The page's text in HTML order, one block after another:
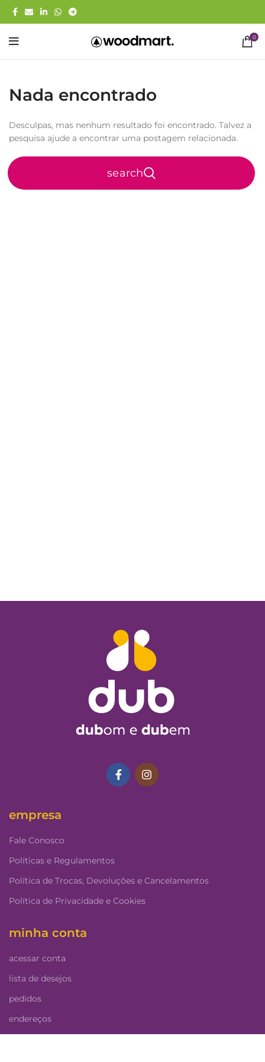
0
Nada encontrado
Desculpas, mas nenhum resultado foi encontrado. Talvez a
pesquisa ajude a encontrar uma postagem relacionada.
search
empresa
Fale Conosco
Políticas e Regulamentos
Política de Trocas, Devoluções e Cancelamentos
Política de Privacidade e Cookies
minha conta
acessar conta
lista de desejos
pedidos
endereços